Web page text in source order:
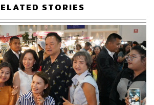
ระบุว่าจะไม่ยอมรับในเขตแดนที่ใช้
าวว่า ไม่เป็นไรเพราะตรงนั้นมี
มาธิการเขตแดน​ หรือ JBC ให้ว่ากันไป
การเรื่องการควบคุมพื้นที่ชัดเจนแล้วก็
ปคิดอะไรให้วุ่นวาย เพราะเราไม่เคยลุก
นปกป้องอธิปไตยของเรา และเราก็ทํา
STORIES